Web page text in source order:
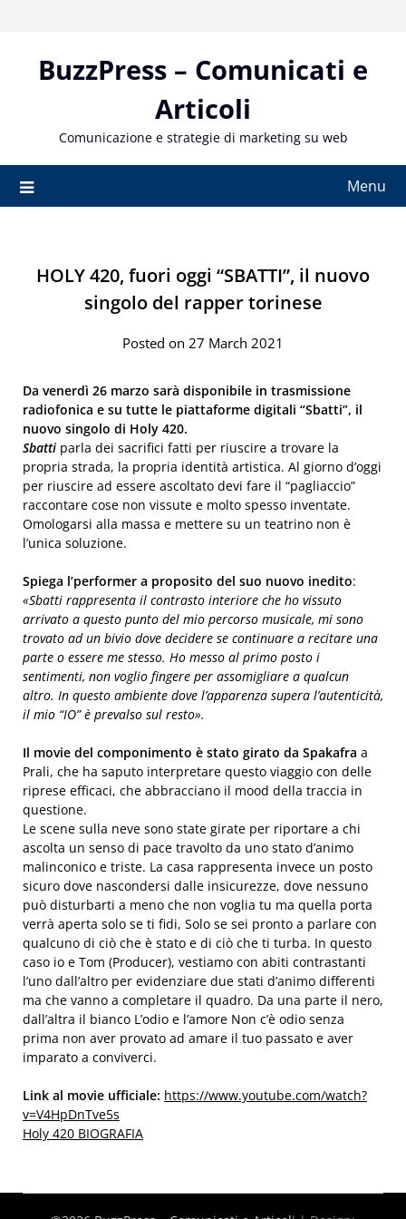
contentBuzzPress – Comunicati e
Articoli
Comunicazione e strategie di marketing su web
Menu
HOLY 420, fuori oggi “SBATTI”, il nuovo
singolo del rapper torinese
Posted on 27 March 2021
Da venerdì 26 marzo sarà disponibile in trasmissione
radiofonica e su tutte le piattaforme digitali “Sbatti”, il
nuovo singolo di Holy 420.
Sbatti parla dei sacrifici fatti per riuscire a trovare la
propria strada, la propria identità artistica. Al giorno d’oggi
per riuscire ad essere ascoltato devi fare il “pagliaccio”
raccontare cose non vissute e molto spesso inventate.
Omologarsi alla massa e mettere su un teatrino non è
l’unica soluzione.
Spiega l’performer a proposito del suo nuovo inedito:
«Sbatti rappresenta il contrasto interiore che ho vissuto
arrivato a questo punto del mio percorso musicale, mi sono
trovato ad un bivio dove decidere se continuare a recitare una
parte o essere me stesso. Ho messo al primo posto i
sentimenti, non voglio fingere per assomigliare a qualcun
altro. In questo ambiente dove l’apparenza supera l’autenticità,
il mio “IO” è prevalso sul resto».
Il movie del componimento è stato girato da Spakafra a
Prali, che ha saputo interpretare questo viaggio con delle
riprese efficaci, che abbracciano il mood della traccia in
questione.
Le scene sulla neve sono state girate per riportare a chi
ascolta un senso di pace travolto da uno stato d’animo
malinconico e triste. La casa rappresenta invece un posto
sicuro dove nascondersi dalle insicurezze, dove nessuno
può disturbarti a meno che non voglia tu ma quella porta
verrà aperta solo se ti fidi, Solo se sei pronto a parlare con
qualcuno di ciò che è stato e di ciò che ti turba. In questo
caso io e Tom (Producer), vestiamo con abiti contrastanti
l’uno dall’altro per evidenziare due stati d’animo differenti
ma che vanno a completare il quadro. Da una parte il nero,
dall’altra il bianco L’odio e l’amore Non c’è odio senza
prima non aver provato ad amare il tuo passato e aver
imparato a conviverci.
Link al movie ufficiale: https://www.youtube.com/watch?
v=V4HpDnTve5s
Holy 420 BIOGRAFIA